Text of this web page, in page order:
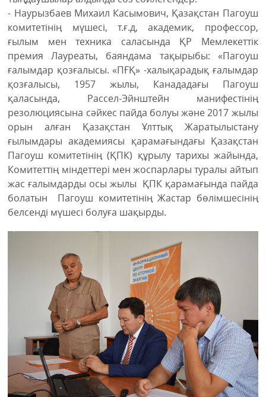
- Наурызбаев Михаил Касымович, Қазақстан Пагоуш
комитетінің мүшесі, т.ғ.д, академик, профессор,
ғылым мен техника саласында ҚР Мемлекеттік
премия Лауреаты, баяндама тақырыбы: «Пагоуш
ғалымдар қозғалысы. «ПҒҚ» -халықарадық ғалымдар
қозғалысы, 1957 жылы, Канададағы Пагоуш
қаласында, Рассел-Эйнштейн манифестінің
резолюциясына сәйкес пайда болуы және 2017 жылы
орын алған Қазақстан Ұлттық Жаратылыстану
ғылымдары академиясы қарамағындағы Қазақстан
Пагоуш комитетінің (ҚПК) құрылу тарихы жайында,
Комитеттің міндеттері мен жоспарлары туралы айтып
жас ғалымдарды осы жылы ҚПК қарамағында пайда
болатын Пагоуш комитетінің Жастар бөлімшесінің
белсенді мүшесі болуға шақырды.